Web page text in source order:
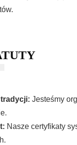
Jesteśmy
Nasze certyfikaty